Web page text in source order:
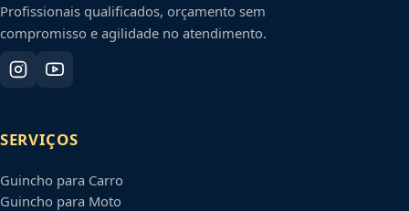
Profissionais qualificados, orçamento sem
compromisso e agilidade no atendimento.
SERVIÇOS
Guincho para Carro
Guincho para Moto